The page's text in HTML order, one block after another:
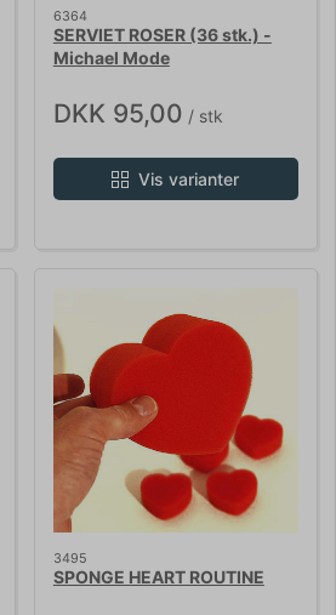
6364
SERVIET ROSER (36 stk.) -
Michael Mode
DKK 95,00 / stk
Vis varianter
3495
SPONGE HEART ROUTINE